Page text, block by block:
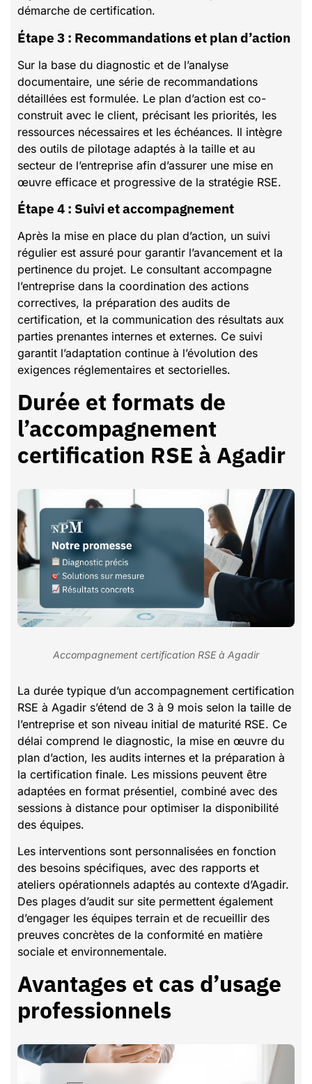
démarche de certification.
Étape 3 : Recommandations et plan d’action
Sur la base du diagnostic et de l’analyse
documentaire, une série de recommandations
détaillées est formulée. Le plan d’action est co-
construit avec le client, précisant les priorités, les
ressources nécessaires et les échéances. Il intègre
des outils de pilotage adaptés à la taille et au
secteur de l’entreprise afin d’assurer une mise en
œuvre efficace et progressive de la stratégie RSE.
Étape 4 : Suivi et accompagnement
Après la mise en place du plan d’action, un suivi
régulier est assuré pour garantir l’avancement et la
pertinence du projet. Le consultant accompagne
l’entreprise dans la coordination des actions
correctives, la préparation des audits de
certification, et la communication des résultats aux
parties prenantes internes et externes. Ce suivi
garantit l’adaptation continue à l’évolution des
exigences réglementaires et sectorielles.
Durée et formats de
l’accompagnement
certification RSE à Agadir
Accompagnement certification RSE à Agadir
La durée typique d’un accompagnement certification
RSE à Agadir s’étend de 3 à 9 mois selon la taille de
l’entreprise et son niveau initial de maturité RSE. Ce
délai comprend le diagnostic, la mise en œuvre du
plan d’action, les audits internes et la préparation à
la certification finale. Les missions peuvent être
adaptées en format présentiel, combiné avec des
sessions à distance pour optimiser la disponibilité
des équipes.
Les interventions sont personnalisées en fonction
des besoins spécifiques, avec des rapports et
ateliers opérationnels adaptés au contexte d’Agadir.
Des plages d’audit sur site permettent également
d’engager les équipes terrain et de recueillir des
preuves concrètes de la conformité en matière
sociale et environnementale.
Avantages et cas d’usage
professionnels